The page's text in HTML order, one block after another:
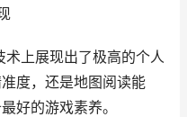
上展现出了极高的个人
度，还是地图阅读能
好的游戏素养。